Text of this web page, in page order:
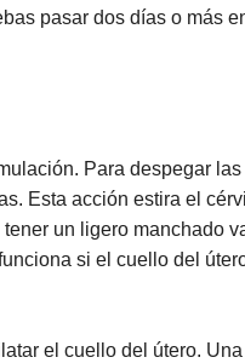
pasar dos días o más
Para despegar
Esta acción estira el
un ligero manchado
si el cuello del
el cuello del útero.